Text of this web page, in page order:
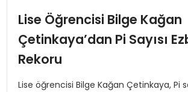
GÜNDEM
Lise Öğrencisi Bilge Kağan
Çetinkaya’dan Pi Sayısı
Rekoru
Lise öğrencisi Bilge Kağan Çetinkaya, Pi